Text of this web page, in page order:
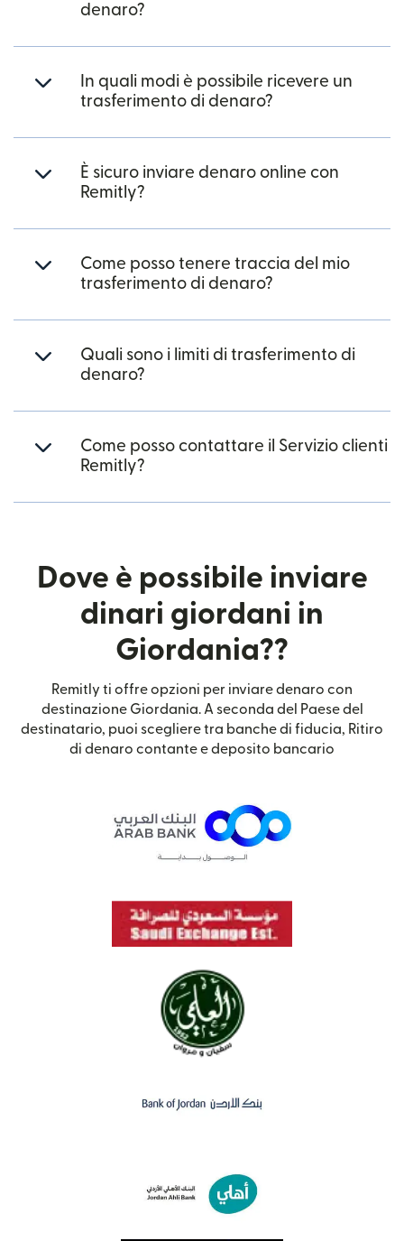
denaro?
In quali modi è possibile ricevere un
trasferimento di denaro?
È sicuro inviare denaro online con
Remitly?
Come posso tenere traccia del mio
trasferimento di denaro?
Quali sono i limiti di trasferimento di
denaro?
Come posso contattare il Servizio clienti
Remitly?
Dove è possibile inviare
dinari giordani in
Giordania??
Remitly ti offre opzioni per inviare denaro con
destinazione Giordania. A seconda del Paese del
destinatario, puoi scegliere tra banche di fiducia, Ritiro
di denaro contante e deposito bancario